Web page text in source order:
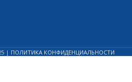
| ПОЛИТИКА КОНФИДЕНЦИАЛЬНОСТИ